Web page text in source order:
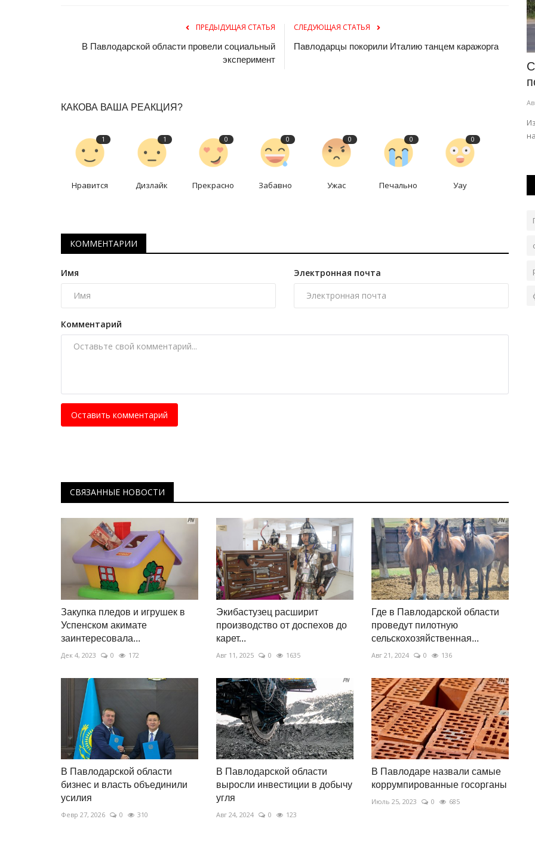
ПРЕДЫДУЩАЯ СТАТЬЯ
В Павлодарской области провели социальный
эксперимент
СЛЕДУЮЩАЯ СТАТЬЯ
Павлодарцы покорили Италию танцем каражорга
КАКОВА ВАША РЕАКЦИЯ?
1
Нравится
1
Дизлайк
0
Прекрасно
0
Забавно
0
Ужас
0
Печально
0
Уау
КОММЕНТАРИИ
Имя Электронная почта
Комментарий
Оставить комментарий
СВЯЗАННЫЕ НОВОСТИ
Закупка пледов и игрушек в
Успенском акимате
заинтересовала...
Дек 4, 2023 0 172
Экибастузец расширит
производство от доспехов до
карет...
Авг 11, 2025 0 1635
Где в Павлодарской области
проведут пилотную
сельскохозяйственная...
Авг 21, 2024 0 136
В Павлодарской области
бизнес и власть объединили
усилия
Февр 27, 2026 0 310
В Павлодарской области
выросли инвестиции в добычу
угля
Авг 24, 2024 0 123
В Павлодаре назвали самые
коррумпированные госорганы
Июль 25, 2023 0 685
Просто потрясающий: что думает
Апрель 4, 2025 0 3725